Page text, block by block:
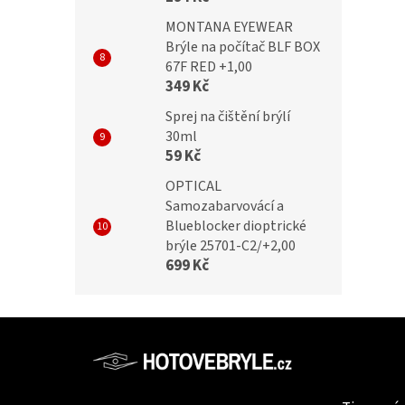
MONTANA EYEWEAR
Brýle na počítač BLF BOX
67F RED +1,00
349 Kč
Sprej na čištění brýlí
30ml
59 Kč
OPTICAL
Samozabarvovácí a
Blueblocker dioptrické
brýle 25701-C2/+2,00
699 Kč